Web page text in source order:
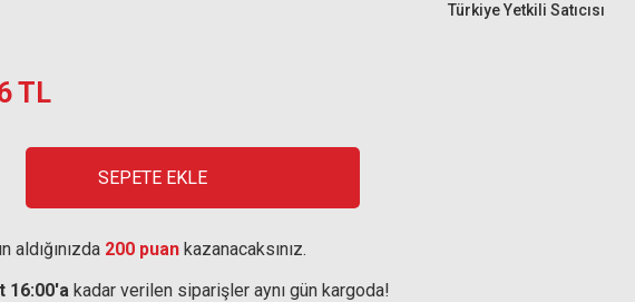
Türkiye Yetkili Satıcısı
TL
SEPETE EKLE
aldığınızda 200 puan kazanacaksınız.
16:00'a kadar verilen siparişler aynı gün kargoda!